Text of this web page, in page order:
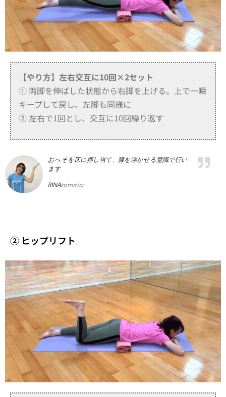
【やり方】 左右交互に10回×2セット
① 両脚を伸ばした状態から右脚を上げる。上で一瞬
キープして戻し、左脚も同様に
② 左右で1回とし、交互に10回繰り返す
おへそを床に押し当て、膝を浮かせる意識で行い
ます
RINAinstructor
② ヒップリフト